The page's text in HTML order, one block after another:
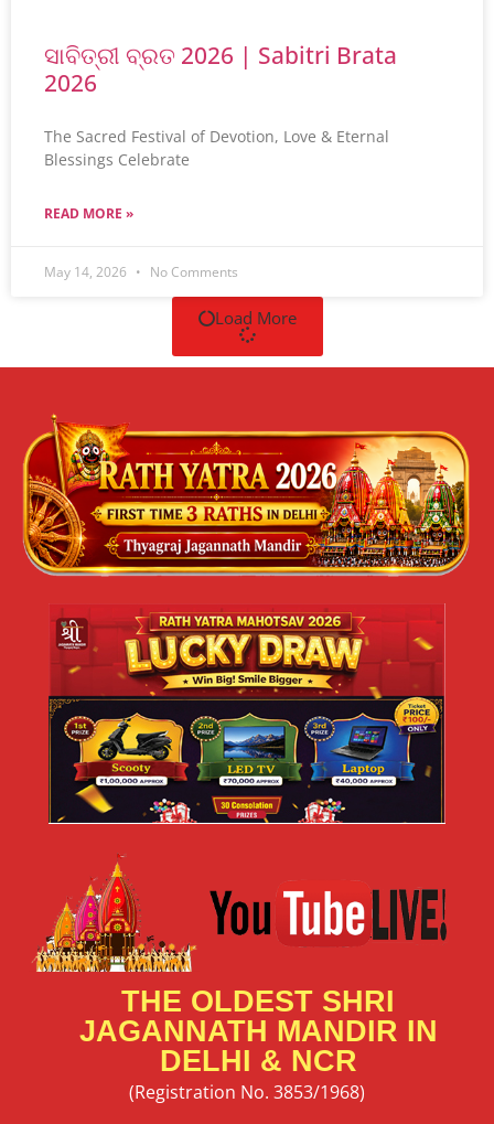
ସାବିତ୍ରୀ ବ୍ରତ 2026 | Sabitri Brata
2026
The Sacred Festival of Devotion, Love & Eternal
Blessings Celebrate
READ MORE »
May 14, 2026 No Comments
Load More
THE OLDEST SHRI
JAGANNATH MANDIR IN
DELHI & NCR
(Registration No. 3853/1968)